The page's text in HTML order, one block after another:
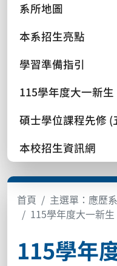
系所地圖
本系招生亮點
學習準備指引
115學年度大一新生
碩士學位課程先修 (
本校招生資訊網
首頁 主選單：應歷
115學年度大一新生
115學年